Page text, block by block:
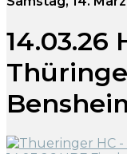
14.03.26